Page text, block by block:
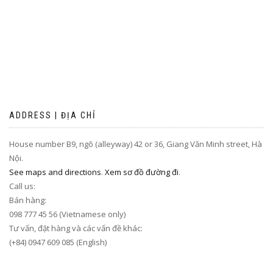
ADDRESS | ĐỊA CHỈ
House number B9, ngõ (alleyway) 42 or 36, Giang Văn Minh street, Hà
Nội.
See maps and directions. Xem sơ đồ đường đi.
Call us:
Bán hàng:
098 777 45 56 (Vietnamese only)
Tư vấn, đặt hàng và các vấn đề khác:
(+84) 0947 609 085 (English)